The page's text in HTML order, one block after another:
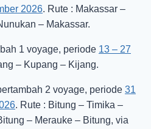
2026. Rute : Makassar –
– Makassar.
1 voyage, periode 13 – 27
– Kupang – Kijang.
2 voyage, periode 31
. Rute : Bitung – Timika –
– Merauke – Bitung, via